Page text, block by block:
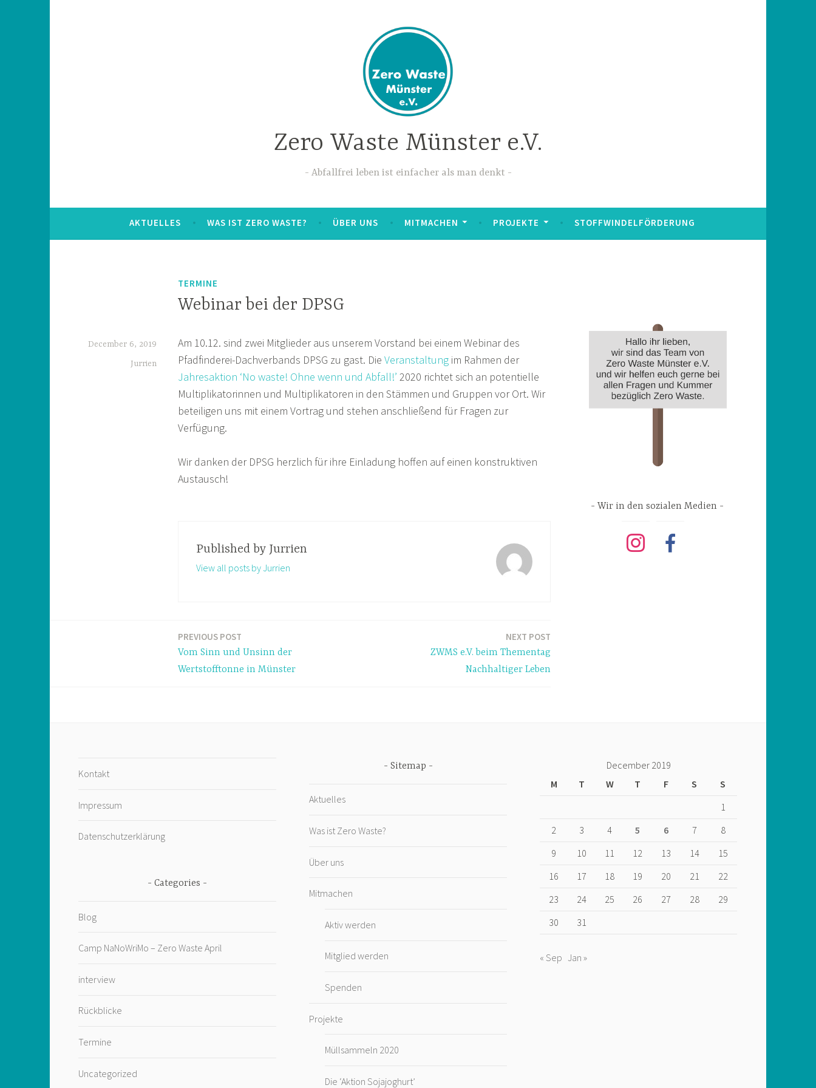
Zero Waste Münster e.V.
Abfallfrei leben ist einfacher als man denkt
AKTUELLES WAS IST ZERO WASTE? ÜBER UNS MITMACHEN PROJEKTE STOFFWINDELFÖRDERUNG
TERMINE
Webinar bei der DPSG
December 6, 2019
Jurrien
Am 10.12. sind zwei Mitglieder aus unserem Vorstand bei einem Webinar des
Pfadfinderei-Dachverbands DPSG zu gast. Die Veranstaltung im Rahmen der
Jahresaktion ‘No waste! Ohne wenn und Abfall!’ 2020 richtet sich an potentielle
Multiplikatorinnen und Multiplikatoren in den Stämmen und Gruppen vor Ort. Wir
beteiligen uns mit einem Vortrag und stehen anschließend für Fragen zur
Verfügung.
Wir danken der DPSG herzlich für ihre Einladung hoffen auf einen konstruktiven
Austausch!
Published by Jurrien
View all posts by Jurrien
PREVIOUS POST
Vom Sinn und Unsinn der
Wertstofftonne in Münster
NEXT POST
ZWMS e.V. beim Thementag
Nachhaltiger Leben
Wir in den sozialen Medien
instagram facebook
Kontakt
Impressum
Datenschutzerklärung
Categories
Blog
Camp NaNoWriMo – Zero Waste April
interview
Rückblicke
Termine
Uncategorized
Sitemap
Aktuelles
Was ist Zero Waste?
Über uns
Mitmachen
Aktiv werden
Mitglied werden
Spenden
Projekte
Müllsammeln 2020
Die ‘Aktion Sojajoghurt’
December 2019
M
T W T F S
S
1
2
3 4 5 6 7
8
9
10 11 12 13 14
15
16
17 18 19 20 21
22
23
24 25 26 27 28
29
30
31
« Sep Jan »